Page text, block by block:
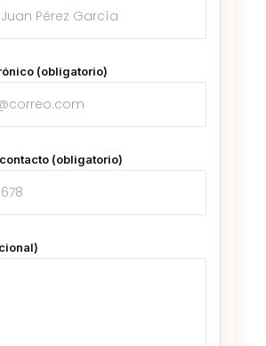
(obligatorio)
(obligatorio)